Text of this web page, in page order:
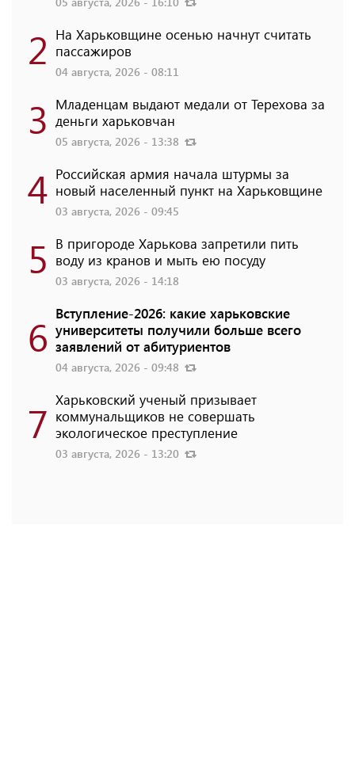
2 На Харьковщине осенью начнут считать
пассажиров
04 августа, 2026 - 08:11
3 Младенцам выдают медали от Терехова за
деньги харьковчан
05 августа, 2026 - 13:38
4 Российская армия начала штурмы за
новый населенный пункт на Харьковщине
03 августа, 2026 - 09:45
5 В пригороде Харькова запретили пить
воду из кранов и мыть ею посуду
03 августа, 2026 - 14:18
6 Вступление-2026: какие харьковские
университеты получили больше всего
заявлений от абитуриентов
04 августа, 2026 - 09:48
7 Харьковский ученый призывает
коммунальщиков не совершать
экологическое преступление
03 августа, 2026 - 13:20